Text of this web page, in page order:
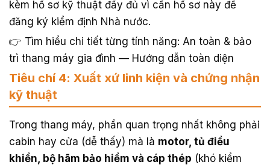
kèm hồ sơ kỹ thuật đầy đủ vì cần hồ sơ này để
đăng ký kiểm định Nhà nước.
👉 Tìm hiểu chi tiết từng tính năng: An toàn & bảo
trì thang máy gia đình — Hướng dẫn toàn diện
Tiêu chí 4: Xuất xứ linh kiện và chứng nhận
kỹ thuật
Trong thang máy, phần quan trọng nhất không phải
cabin hay cửa (dễ thấy) mà là motor, tủ điều
khiển, bộ hãm bảo hiểm và cáp thép (khó kiểm